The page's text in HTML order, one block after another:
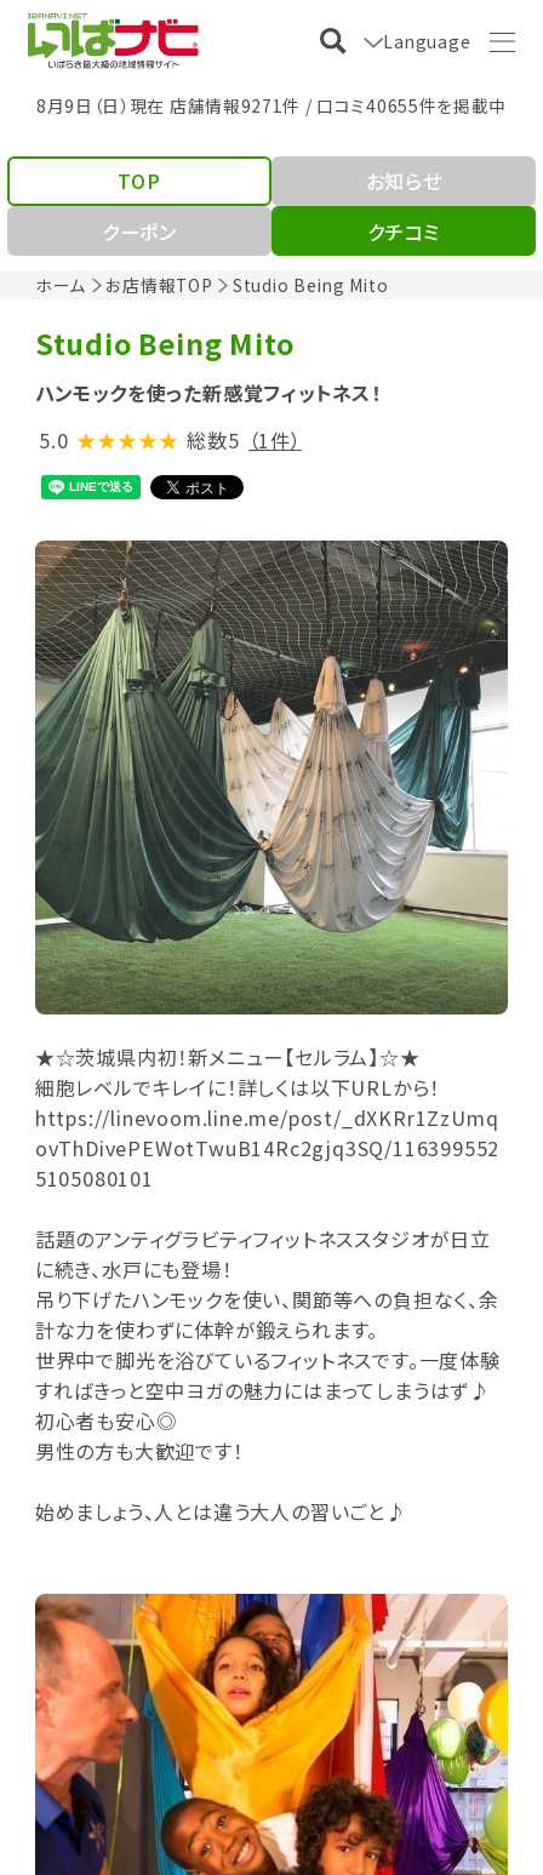
Language
8月9日（日）現在 店舗情報9271件 / 口コミ40655件を掲載中
ホーム お店情報TOP Studio Being Mito
TOP
お知らせ
クーポン
クチコミ
Studio Being Mito
ハンモックを使った新感覚フィットネス！
5.0 ★★★★★ 総数5 （1件）
★☆茨城県内初！新メニュー【セルラム】☆★
細胞レベルでキレイに！詳しくは以下URLから！
https://linevoom.line.me/post/_dXKRr1ZzUmq
ovThDivePEWotTwuB14Rc2gjq3SQ/116399552
5105080101
話題のアンティグラビティフィットネススタジオが日立
に続き、水戸にも登場！
吊り下げたハンモックを使い、関節等への負担なく、余
計な力を使わずに体幹が鍛えられます。
世界中で脚光を浴びているフィットネスです。一度体験
すればきっと空中ヨガの魅力にはまってしまうはず♪
初心者も安心◎
男性の方も大歓迎です！
始めましょう、人とは違う大人の習いごと♪